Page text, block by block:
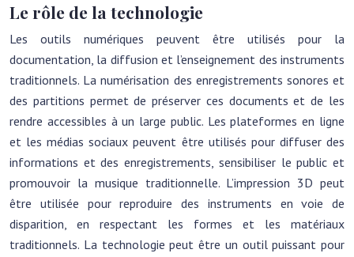
Le rôle de la technologie
Les outils numériques peuvent être utilisés pour la
documentation, la diffusion et l’enseignement des instruments
traditionnels. La numérisation des enregistrements sonores et
des partitions permet de préserver ces documents et de les
rendre accessibles à un large public. Les plateformes en ligne
et les médias sociaux peuvent être utilisés pour diffuser des
informations et des enregistrements, sensibiliser le public et
promouvoir la musique traditionnelle. L’impression 3D peut
être utilisée pour reproduire des instruments en voie de
disparition, en respectant les formes et les matériaux
traditionnels. La technologie peut être un outil puissant pour